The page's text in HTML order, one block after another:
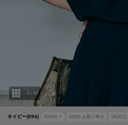
ネイビー(094) 00(XS) × 02(M) お取り寄せ 04(2LT)
5 / 67